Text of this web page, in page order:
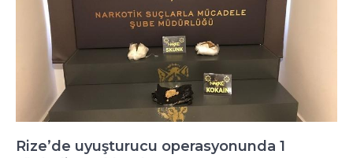
Rize’de uyuşturucu operasyonunda 1